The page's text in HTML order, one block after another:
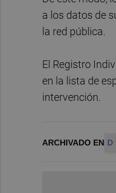
a los datos de
la red pública.
El Registro
en la lista de
intervención.
ARCHIVADO EN D